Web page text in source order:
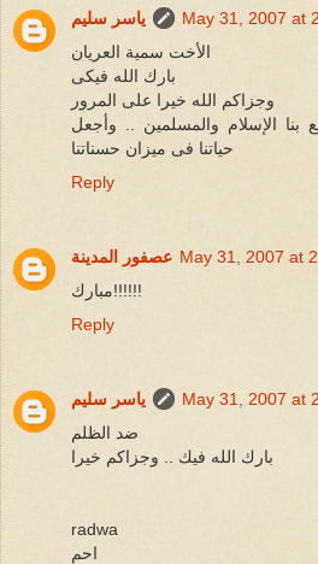
ياسر سليم
May 31, 2007 at
الأخت سمية العريان
بارك الله فيكى
وجزاكم الله خيرا على المرور
بنا الإسلام والمسلمين .. وأجعل
حياتنا فى ميزان حسناتنا
Reply
عصفور المدينة May 31, 2007 at
مبارك!!!!!!
Reply
ياسر سليم
May 31, 2007 at
ضد الظلم
بارك الله فيك .. وجزاكم خيرا
radwa
احم